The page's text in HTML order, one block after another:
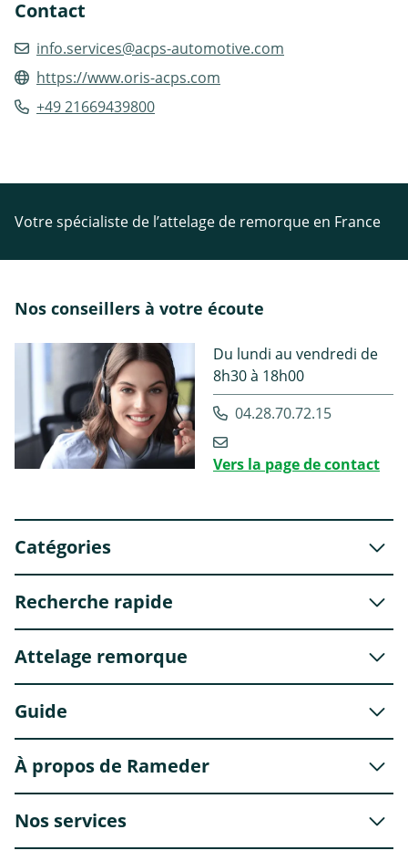
Contact
info.services@acps-automotive.com
https://www.oris-acps.com
+49 21669439800
Votre spécialiste de l’attelage de remorque en France
Nos conseillers à votre écoute
Du lundi au vendredi de
8h30 à 18h00
04.28.70.72.15
Vers la page de contact
Catégories
Recherche rapide
Attelage remorque
Guide
À propos de Rameder
Nos services